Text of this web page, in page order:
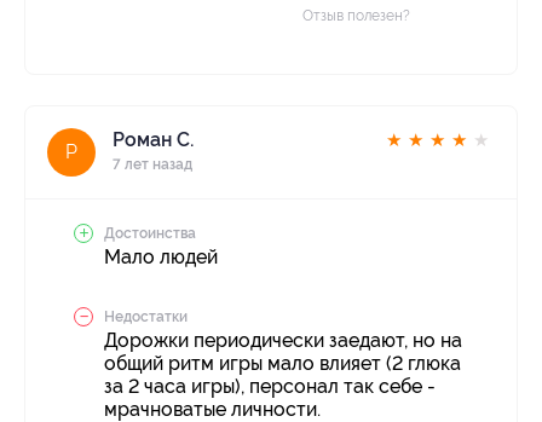
Отзыв полезен?
Р
Роман С.
7 лет назад
★ ★ ★ ★ ★
Достоинства
Мало людей
Недостатки
Дорожки периодически заедают, но на
общий ритм игры мало влияет (2 глюка
за 2 часа игры), персонал так себе -
мрачноватые личности.